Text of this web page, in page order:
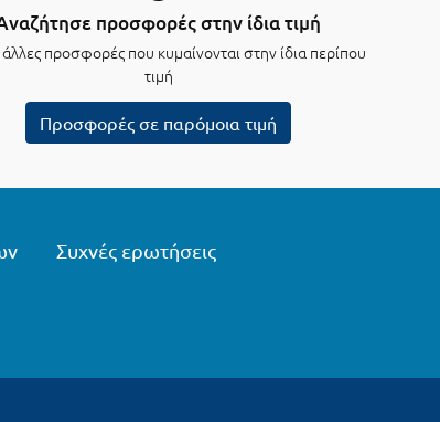
προσφορές στην ίδια τιμή
άλλες προσφορές που κυμαίνονται στην ίδια περίπου
τιμή
Προσφορές σε παρόμοια τιμή
Συχνές ερωτήσεις